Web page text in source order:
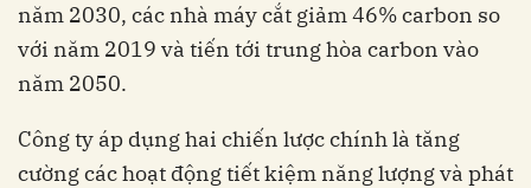
năm 2030, các nhà máy cắt giảm 46% carbon so
với năm 2019 và tiến tới trung hòa carbon vào
năm 2050.
Công ty áp dụng hai chiến lược chính là tăng
cường các hoạt động tiết kiệm năng lượng và phát